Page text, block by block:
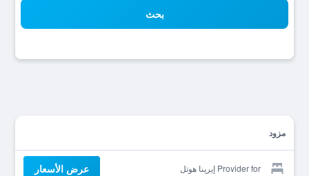
بحث
مزود
Provider for إيرينا هوتل عرض الأسعار